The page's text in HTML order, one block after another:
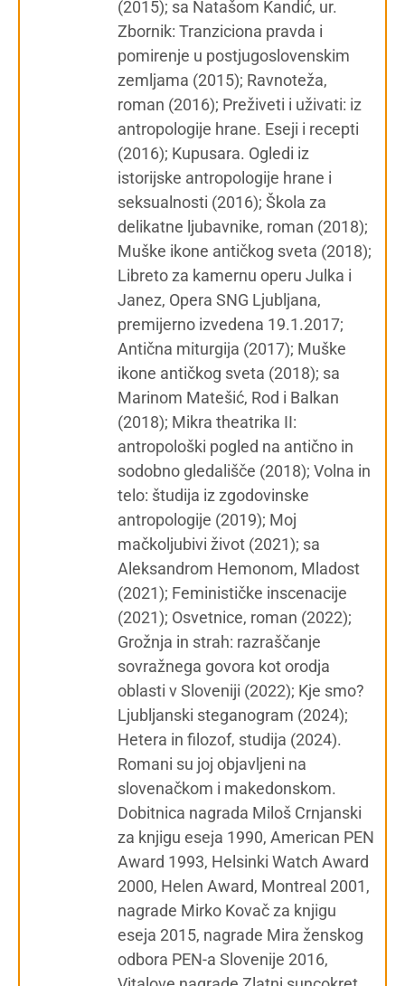
(2015); sa Natašom Kandić, ur.
Zbornik: Tranziciona pravda i
pomirenje u postjugoslovenskim
zemljama (2015); Ravnoteža,
roman (2016); Preživeti i uživati: iz
antropologije hrane. Eseji i recepti
(2016); Kupusara. Ogledi iz
istorijske antropologije hrane i
seksualnosti (2016); Škola za
delikatne ljubavnike, roman (2018);
Muške ikone antičkog sveta (2018);
Libreto za kamernu operu Julka i
Janez, Opera SNG Ljubljana,
premijerno izvedena 19.1.2017;
Antična miturgija (2017); Muške
ikone antičkog sveta (2018); sa
Marinom Matešić, Rod i Balkan
(2018); Mikra theatrika II:
antropološki pogled na antično in
sodobno gledališče (2018); Volna in
telo: študija iz zgodovinske
antropologije (2019); Moj
mačkoljubivi život (2021); sa
Aleksandrom Hemonom, Mladost
(2021); Feminističke inscenacije
(2021); Osvetnice, roman (2022);
Grožnja in strah: razraščanje
sovražnega govora kot orodja
oblasti v Sloveniji (2022); Kje smo?
Ljubljanski steganogram (2024);
Hetera in filozof, studija (2024).
Romani su joj objavljeni na
slovenačkom i makedonskom.
Dobitnica nagrada Miloš Crnjanski
za knjigu eseja 1990, American PEN
Award 1993, Helsinki Watch Award
2000, Helen Award, Montreal 2001,
nagrade Mirko Kovač za knjigu
eseja 2015, nagrade Mira ženskog
odbora PEN-a Slovenije 2016,